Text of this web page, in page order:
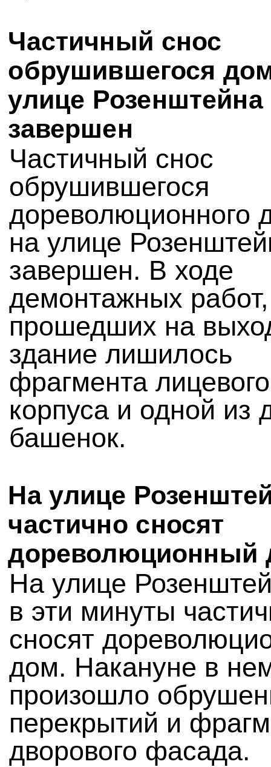
Частичный снос
обрушившегося
улице Розенштейна
завершен
Частичный снос
обрушившегося
дореволюционного
на улице
завершен. В ходе
демонтажных работ,
прошедших на
здание лишилось
фрагмента лицевого
корпуса и одной из
башенок.
На улице
частично сносят
дореволюционный
На улице
в эти минуты
сносят
дом. Накануне в
произошло
перекрытий и
дворового фасада.